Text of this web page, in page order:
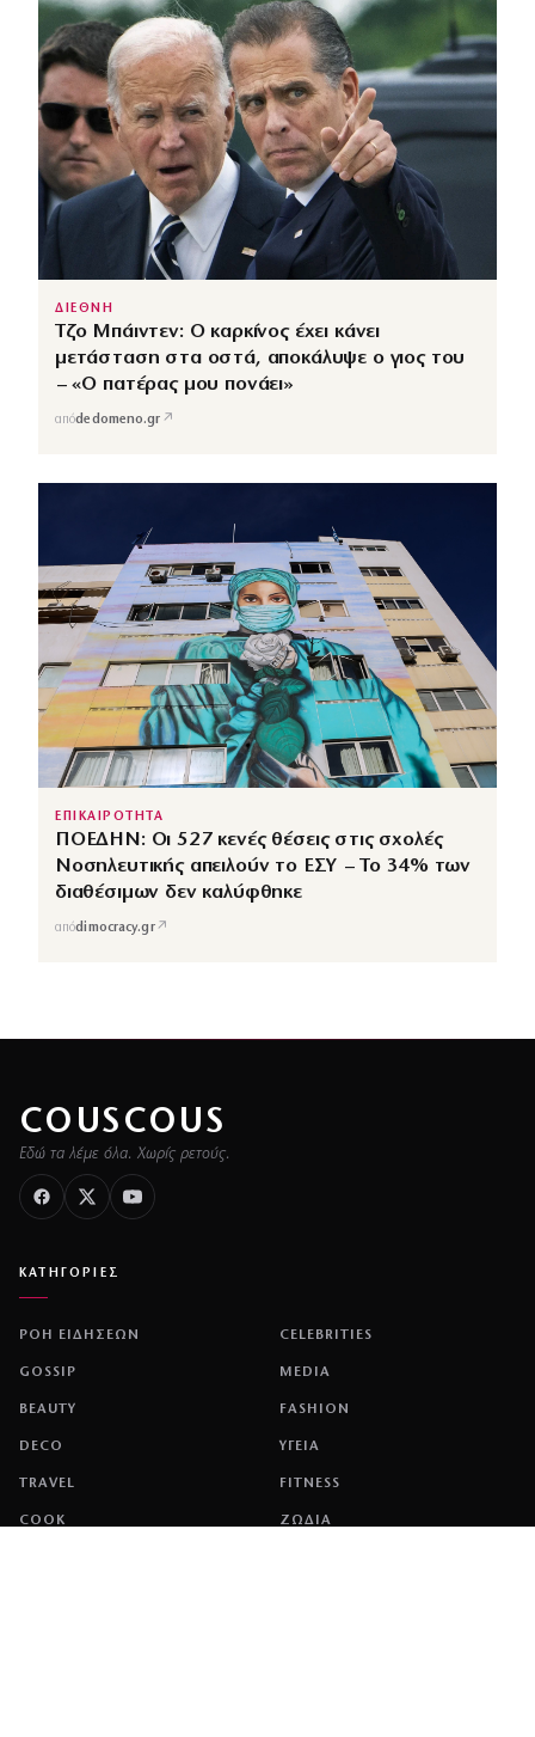
ΔΙΕΘΝΗ
Τζο Μπάιντεν: Ο καρκίνος έχει κάνει
μετάσταση στα οστά, αποκάλυψε ο γιος του
– «Ο πατέρας μου πονάει»
απόdedomeno.gr ↗
ΕΠΙΚΑΙΡΟΤΗΤΑ
ΠΟΕΔΗΝ: Οι 527 κενές θέσεις στις σχολές
Νοσηλευτικής απειλούν το ΕΣΥ – Το 34% των
διαθέσιμων δεν καλύφθηκε
απόdimocracy.gr↗
COUSCOUS
Εδώ τα λέμε όλα. Χωρίς ρετούς.
ΚΑΤΗΓΟΡΙΕΣ
ΡΟΗ ΕΙΔΗΣΕΩΝ CELEBRITIES
GOSSIP MEDIA
BEAUTY FASHION
DECO ΥΓΕΙΑ
TRAVEL FITNESS
COOK ΖΩΔΙΑ